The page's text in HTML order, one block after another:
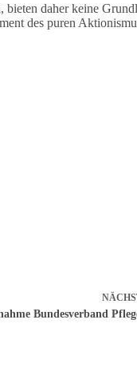
bieten daher keine
des puren
Bundesverband